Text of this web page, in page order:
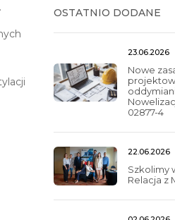
OSTATNIO DODANE
23.06.2026
Nowe
02877-4
22.06.2026
Szkolimy
Relacja z